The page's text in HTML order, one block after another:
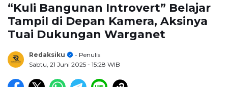
“Kuli Bangunan Introvert” Belajar
Tampil di Depan Kamera, Aksinya
Tuai Dukungan Warganet
Redaksiku
- Penulis
Sabtu, 21 Juni 2025 - 15:28 WIB